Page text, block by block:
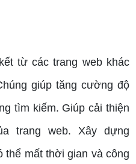
từ các trang web khác
giúp tăng cường độ
tìm kiếm. Giúp cải thiện
trang web. Xây dựng
thể mất thời gian và công